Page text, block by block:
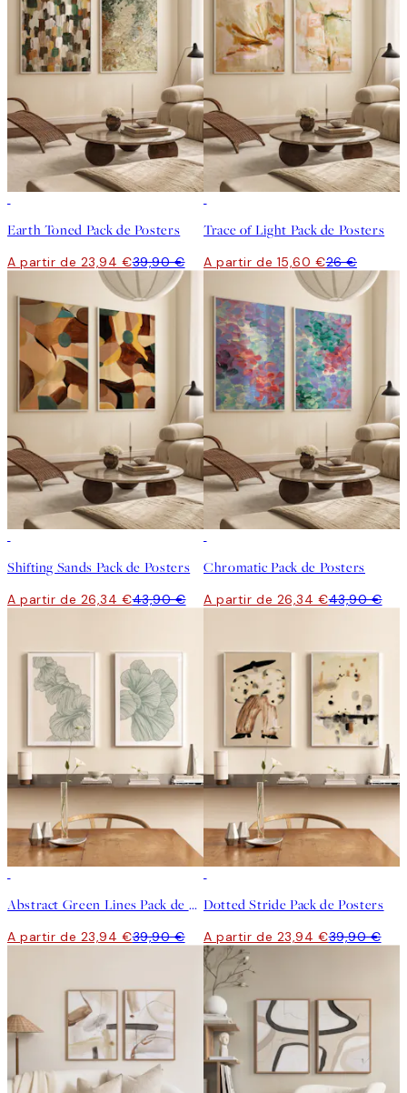
Earth Toned Pack de Posters
A partir de 23,94 €39,90 €
Trace of Light Pack de Posters
A partir de 15,60 €26 €
Shifting Sands Pack de Posters
A partir de 26,34 €43,90 €
Chromatic Pack de Posters
A partir de 26,34 €43,90 €
Abstract Green Lines Pack de Posters
A partir de 23,94 €39,90 €
Dotted Stride Pack de Posters
A partir de 23,94 €39,90 €